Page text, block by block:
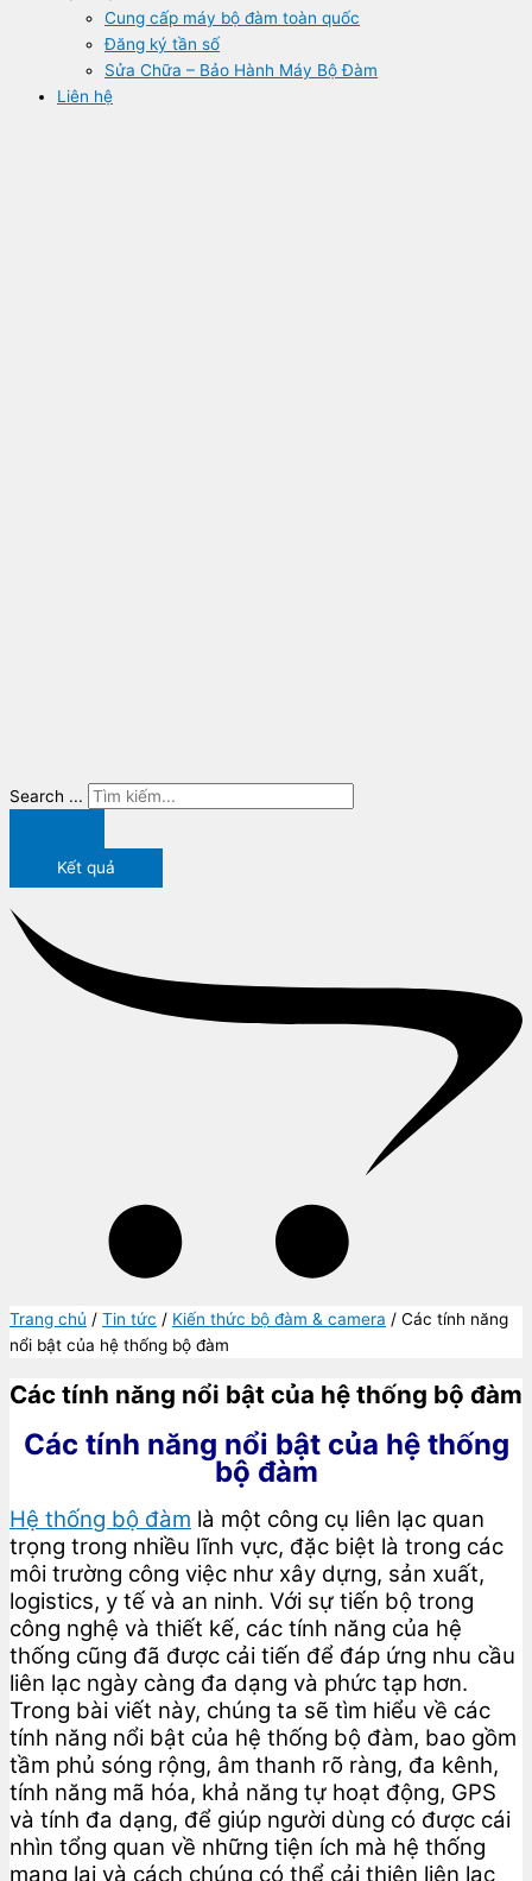
Cung cấp máy bộ đàm toàn quốc
Đăng ký tần số
Sửa Chữa – Bảo Hành Máy Bộ Đàm
Liên hệ
Search ...
Kết quả
Trang chủ / Tin tức / Kiến thức bộ đàm & camera / Các tính năng
nổi bật của hệ thống bộ đàm
Các tính năng nổi bật của hệ thống bộ đàm
Các tính năng nổi bật của hệ thống
bộ đàm
Hệ thống bộ đàm là một công cụ liên lạc quan
trọng trong nhiều lĩnh vực, đặc biệt là trong các
môi trường công việc như xây dựng, sản xuất,
logistics, y tế và an ninh. Với sự tiến bộ trong
công nghệ và thiết kế, các tính năng của hệ
thống cũng đã được cải tiến để đáp ứng nhu cầu
liên lạc ngày càng đa dạng và phức tạp hơn.
Trong bài viết này, chúng ta sẽ tìm hiểu về các
tính năng nổi bật của hệ thống bộ đàm, bao gồm
tầm phủ sóng rộng, âm thanh rõ ràng, đa kênh,
tính năng mã hóa, khả năng tự hoạt động, GPS
và tính đa dạng, để giúp người dùng có được cái
nhìn tổng quan về những tiện ích mà hệ thống
mang lại và cách chúng có thể cải thiện liên lạc